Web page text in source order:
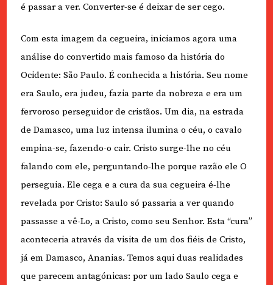
é passar a ver. Converter-se é deixar de ser cego.
Com esta imagem da cegueira, iniciamos agora uma
análise do convertido mais famoso da história do
Ocidente: São Paulo. É conhecida a história. Seu nome
era Saulo, era judeu, fazia parte da nobreza e era um
fervoroso perseguidor de cristãos. Um dia, na estrada
de Damasco, uma luz intensa ilumina o céu, o cavalo
empina-se, fazendo-o cair. Cristo surge-lhe no céu
falando com ele, perguntando-lhe porque razão ele O
perseguia. Ele cega e a cura da sua cegueira é-lhe
revelada por Cristo: Saulo só passaria a ver quando
passasse a vê-Lo, a Cristo, como seu Senhor. Esta “cura”
aconteceria através da visita de um dos fiéis de Cristo,
já em Damasco, Ananias. Temos aqui duas realidades
que parecem antagónicas: por um lado Saulo cega e